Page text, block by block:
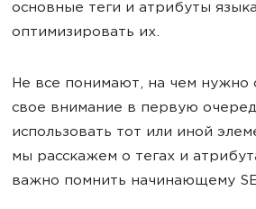
основные теги и атрибуты
оптимизировать их.
Не все понимают, на чем нужно
свое внимание в первую
использовать тот или иной
мы расскажем о тегах и
важно помнить начинающему